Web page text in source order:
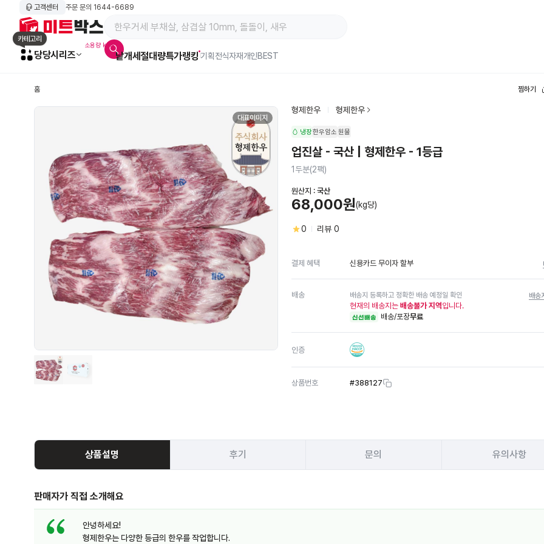
고객센터 주문 문의 1644-6689
메인 페이지 바로가기
카테고리
당당시리즈
소용량 kg육
낱개세절대량특가랭킹알람아이콘
기획전식자재개인BEST
홈 찜하기
대표이미지
형제한우 형제한우
냉장한우암소 원물
업진살 - 국산 | 형제한우 - 1등급
1두분(2팩)
원산지 : 국산
68,000원(kg당)
0 리뷰 0
결제 혜택 신용카드 무이자 할부
배송 배송지 등록하고 정확한 배송 예정일 확인 배송
현재의 배송지는 배송불가 지역입니다.
신선배송 배송/포장무료
인증
상품번호 #388127
상품설명 후기 문의 유의사항
판매자가 직접 소개해요
안녕하세요!
형제한우는 다양한 등급의 한우를 작업합니다.